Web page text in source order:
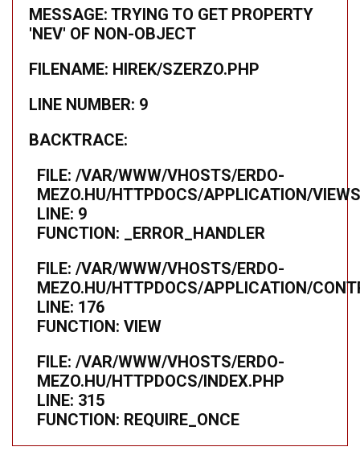
MESSAGE: TRYING TO GET PROPERTY
'NEV' OF NON-OBJECT
FILENAME: HIREK/SZERZO.PHP
LINE NUMBER: 9
BACKTRACE:
FILE: /VAR/WWW/VHOSTS/ERDO-
MEZO.HU/HTTPDOCS/APPLICATION/
LINE: 9
FUNCTION: _ERROR_HANDLER
FILE: /VAR/WWW/VHOSTS/ERDO-
MEZO.HU/HTTPDOCS/APPLICATION/
LINE: 176
FUNCTION: VIEW
FILE: /VAR/WWW/VHOSTS/ERDO-
MEZO.HU/HTTPDOCS/INDEX.PHP
LINE: 315
FUNCTION: REQUIRE_ONCE